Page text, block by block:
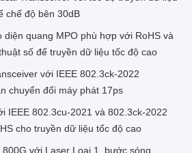
chế độ bên 30dB
diện quang MPO phù hợp với RoHS và
số để truyền dữ liệu tốc độ cao
với IEEE 802.3ck-2022
chuyển đổi máy phát 17ps
IEEE 802.3cu-2021 và 802.3ck-2022
cho truyền dữ liệu tốc độ cao
với Laser Loại 1, bước sóng